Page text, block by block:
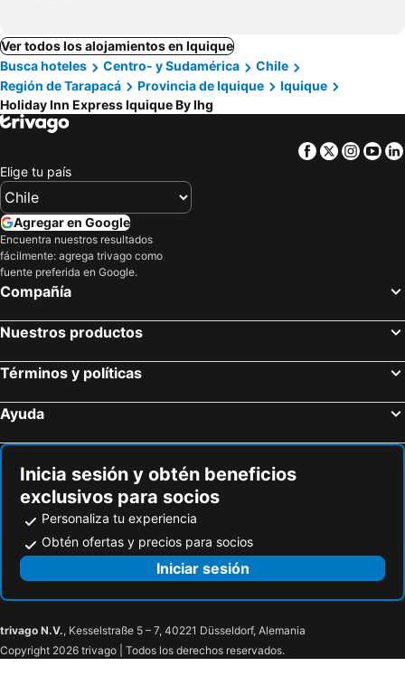
Ver todos los alojamientos en Iquique
Busca hoteles
Centro- y Sudamérica
Chile
Región de Tarapacá
Provincia de Iquique
Iquique
Holiday Inn Express Iquique By Ihg
Facebook
Twitter
Elige tu país
Agregar en Google
Encuentra nuestros resultados
fácilmente: agrega trivago como
fuente preferida en Google.
Compañía
Nuestros productos
Términos y políticas
Ayuda
Inicia sesión y obtén beneficios
exclusivos para socios
Personaliza tu experiencia
Obtén ofertas y precios para socios
Iniciar sesión
trivago N.V., Kesselstraße 5 – 7, 40221 Düsseldorf, Alemania
Copyright 2026 trivago | Todos los derechos reservados.